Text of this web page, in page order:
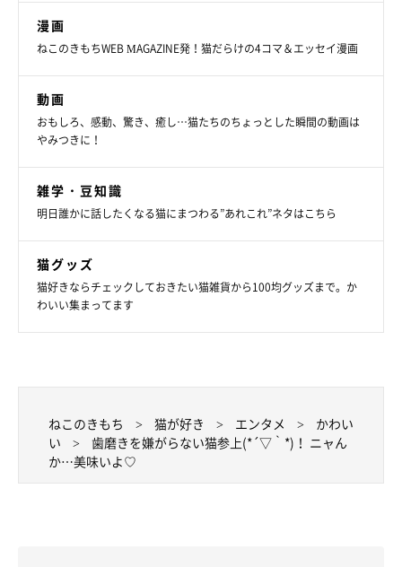
漫画
ねこのきもちWEB MAGAZINE発！猫だらけの4コマ＆エッセイ漫画
動画
おもしろ、感動、驚き、癒し…猫たちのちょっとした瞬間の動画は
やみつきに！
雑学・豆知識
明日誰かに話したくなる猫にまつわる”あれこれ”ネタはこちら
猫グッズ
猫好きならチェックしておきたい猫雑貨から100均グッズまで。か
わいい集まってます
ねこのきもち 猫が好き エンタメ
かわい
い
歯磨きを嫌がらない猫参上(*´▽｀*)！ ニャん
か…美味いよ♡